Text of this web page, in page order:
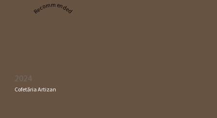
Recommended
2024
Cofetăria Artizan